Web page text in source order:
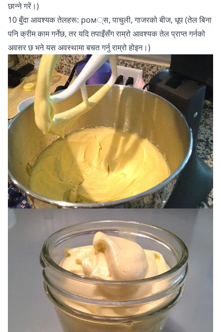
छान्ने गरें।)
10 बुँदा आवश्यक तेलहरू: ром्स, पाचुली, गाजरको बीज, धूप (तेल बिना
पनि क्रीम काम गर्नेछ, तर यदि तपाइँसँग राम्रो आवश्यक तेल प्राप्त गर्नको
अवसर छ भने यस अवस्थामा बचत गर्नु राम्रो होइन।)